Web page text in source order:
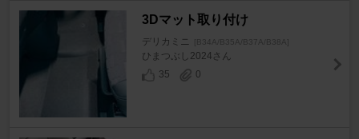
3Dマット取り付け
デリカミニ [B34A/B35A/B37A/B38A]
ひまつぶし2024さん
35
0